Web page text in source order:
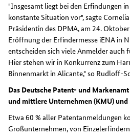
"Insgesamt liegt bei den Erfindungen
konstante Situation vor", sagte
Präsidentin des DPMA, am 24.
Eröffnung der Erfindermesse iENA in
entscheiden sich viele Anmelder auch
Hier stehen wir in Konkurrenz zum
Binnenmarkt in Alicante," so Rudloff-
Das Deutsche Patent- und
und mittlere Unternehmen (KMU)
Etwa 60 % aller Patentanmeldungen
Großunternehmen, von